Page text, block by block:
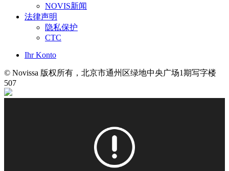
NOVIS新闻
法律声明
隐私保护
CTC
Ihr Konto
© Novissa 版权所有，北京市通州区绿地中央广场1期写字楼
507